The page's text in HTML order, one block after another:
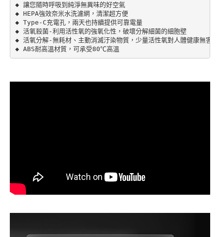
◆ 讓您隨時呼吸到純淨無異味的好空氣
◆ HEPA強效奈米水洗濾網，清潔超方便
◆ Type-C充電孔，兩天也持續提供可靠電量
◆ 活氧殺菌-利用活性氧的強氧化性，破壞分解細菌的細胞壁
◆ 活氧分解-無耗材、主動消滅汙染物質，少量活性氧對人體健康無害